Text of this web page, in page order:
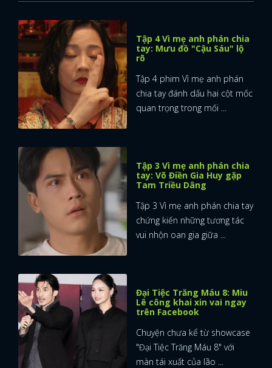
FACEBOOK
Tập 4 Vì mẹ anh phán chia
tay: Mưu đồ "Cậu Sáu" lộ
rõ
Tập 4 phim Vì mẹ anh phán
chia tay đánh dấu hai cột mốc
quan trọng trong mối ...
Tập 3 Vì mẹ anh phán chia
tay: Võ Điền Gia Huy gặp
Tam Triều Dâng
Tập 3 Vì mẹ anh phán chia tay
chứng kiến những tương tác
vui nhộn oan gia giữa ...
Đại Tiệc Trăng Máu 8: Miu
Lê công khai xin vai ngay
trên Facebook
Chuyện chưa kể từ showcase
"Đại Tiệc Trăng Máu 8" với
màn tái xuất của lão ...